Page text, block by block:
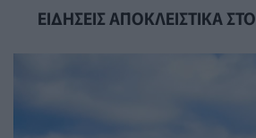
ΕΙΔΗΣΕΙΣ ΑΠΟΚΛΕΙΣΤΙΚΑ ΣΤΟ